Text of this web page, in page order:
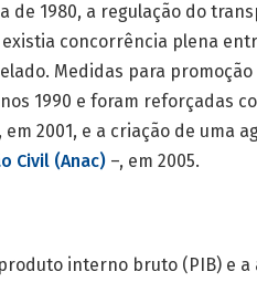
de 1980, a regulação do
concorrência plena
Medidas para
1990 e foram reforçadas
em 2001, e a criação de uma
Civil (Anac) –, em 2005.
interno bruto (PIB) e a